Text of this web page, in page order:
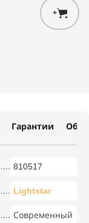
+
Гарантии
810517
Lightstar
Современный